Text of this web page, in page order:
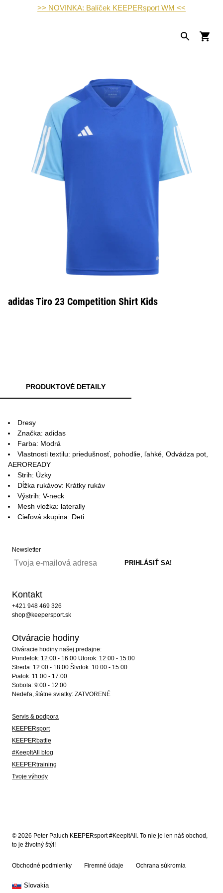
>> NOVINKA: Balíček KEEPERsport WM <<
adidas Tiro 23 Competition Shirt Kids
PRODUKTOVÉ DETAILY
Dresy
Značka: adidas
Farba: Modrá
Vlastnosti textilu: priedušnosť, pohodlie, ľahké, Odvádza pot,
AEROREADY
Strih: Úzky
Dĺžka rukávov: Krátky rukáv
Výstrih: V-neck
Mesh vložka: laterally
Cieľová skupina: Deti
Newsletter
Kontakt
+421 948 469 326
shop@keepersport.sk
Otváracie hodiny
Otváracie hodiny našej predajne:
Pondelok: 12:00 - 16:00 Utorok: 12:00 - 15:00
Streda: 12:00 - 18:00 Štvrtok: 10:00 - 15:00
Piatok: 11:00 - 17:00
Sobota: 9:00 - 12:00
Nedeľa, štátne sviatky: ZATVORENÉ
Servis & podpora
KEEPERsport
KEEPERbattle
#KeepItAll blog
KEEPERtraining
Tvoje výhody
© 2026 Peter Paluch KEEPERsport #KeepItAll. To nie je len náš obchod,
to je životný štýl!
Obchodné podmienky Firemné údaje Ochrana súkromia
Slovakia